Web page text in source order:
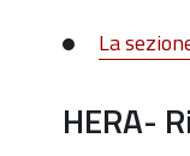
La
HERA-